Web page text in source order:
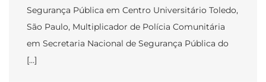
Segurança Pública em Centro Universitário Toledo,
São Paulo, Multiplicador de Polícia Comunitária
em Secretaria Nacional de Segurança Pública do
[…]